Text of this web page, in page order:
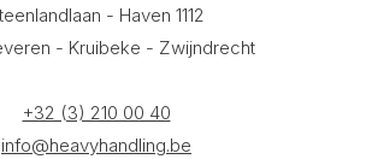
- Haven 1112
- Kruibeke - Zwijndrecht
+32 (3) 210 00 40
info@heavyhandling.be